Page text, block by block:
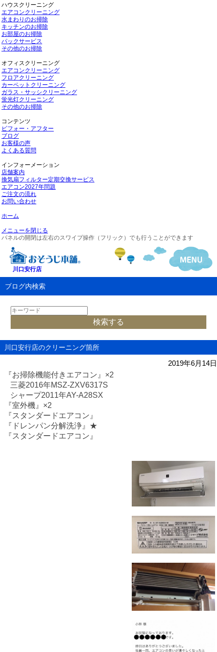
ハウスクリーニング
エアコンクリーニング
水まわりのお掃除
キッチンのお掃除
お部屋のお掃除
パックサービス
その他のお掃除
オフィスクリーニング
エアコンクリーニング
フロアクリーニング
カーペットクリーニング
ガラス・サッシクリーニング
蛍光灯クリーニング
その他のお掃除
コンテンツ
ビフォー・アフター
ブログ
お客様の声
よくある質問
インフォーメーション
店舗案内
換気扇フィルター定期交換サービス
エアコン2027年問題
ご注文の流れ
お問い合わせ
ホーム
メニューを閉じる
パネルの開閉は左右のスワイプ操作（フリック）でも行うことができます
川口安行店
ブログ内検索
川口安行店のクリーニング箇所
2019年6月14日
『お掃除機能付きエアコン』 ×2
三菱2016年MSZ-ZXV6317S
シャープ2011年AY-A28SX
『室外機』 ×2
『スタンダードエアコン』
『ドレンパン分解洗浄』★
『スタンダードエアコン』